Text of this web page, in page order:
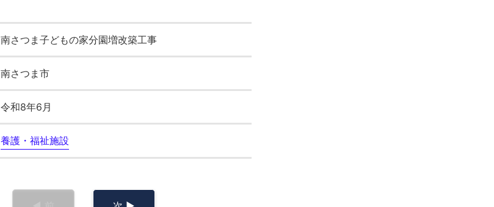
南さつま子どもの家分園増改築工事
南さつま市
令和8年6月
養護・福祉施設